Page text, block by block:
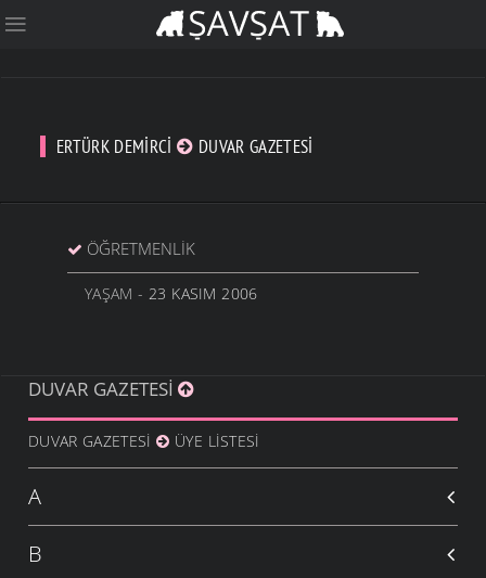
ERTÜRK DEMIRCI DUVAR GAZETESI
ÖĞRETMENLIK
YAŞAM - 23 KASIM 2006
DUVAR GAZETESI
DUVAR GAZETESI ÜYE LISTESI
A
B